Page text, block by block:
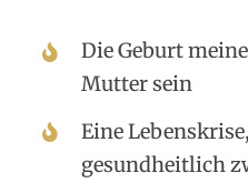
Die Geburt
Mutter sein
Eine
gesundheitlich